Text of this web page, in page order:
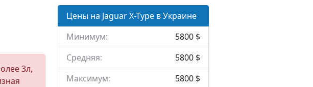
3л,
Цены на Jaguar X-Type в Украине
Минимум:
5800 $
Средняя:
5800 $
Максимум:
5800 $